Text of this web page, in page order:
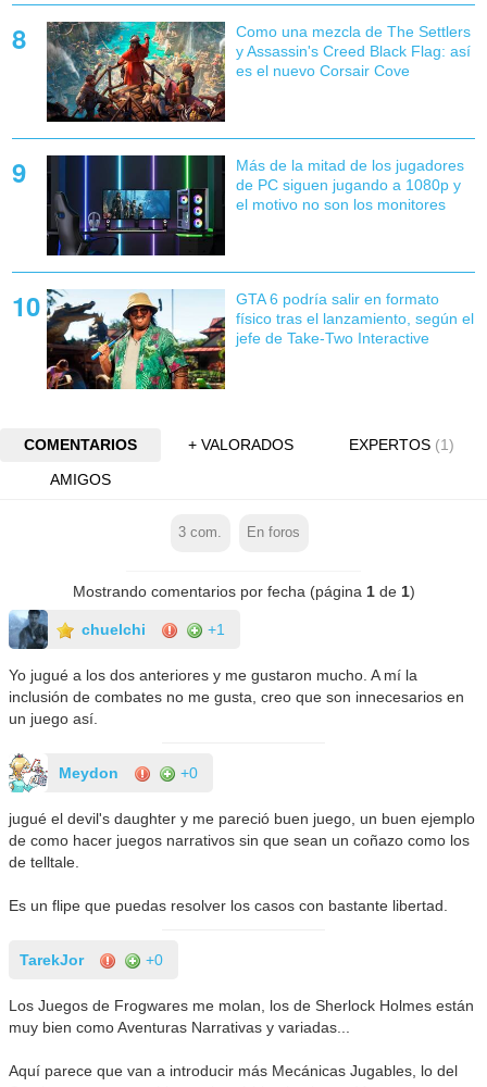
Como una mezcla de The Settlers
y Assassin's Creed Black Flag: así
es el nuevo Corsair Cove
Más de la mitad de los jugadores
de PC siguen jugando a 1080p y
el motivo no son los monitores
GTA 6 podría salir en formato
físico tras el lanzamiento, según el
jefe de Take-Two Interactive
COMENTARIOS + VALORADOS EXPERTOS (1)
AMIGOS
3 com. En foros
Mostrando comentarios por fecha (página 1de 1)
chuelchi +1
Yo jugué a los dos anteriores y me gustaron mucho. A mí la
inclusión de combates no me gusta, creo que son innecesarios en
un juego así.
Meydon +0
jugué el devil's daughter y me pareció buen juego, un buen ejemplo
de como hacer juegos narrativos sin que sean un coñazo como los
de telltale.
Es un flipe que puedas resolver los casos con bastante libertad.
TarekJor +0
Los Juegos de Frogwares me molan, los de Sherlock Holmes están
muy bien como Aventuras Narrativas y variadas...
Aquí parece que van a introducir más Mecánicas Jugables, lo del